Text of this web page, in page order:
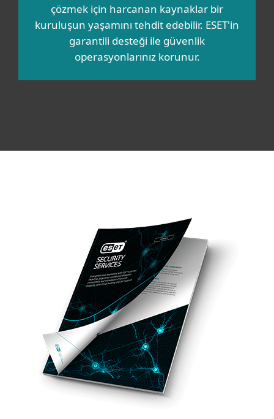
çözmek için harcanan kaynaklar bir
kuruluşun yaşamını tehdit edebilir. ESET'in
garantili desteği ile güvenlik
operasyonlarınız korunur.